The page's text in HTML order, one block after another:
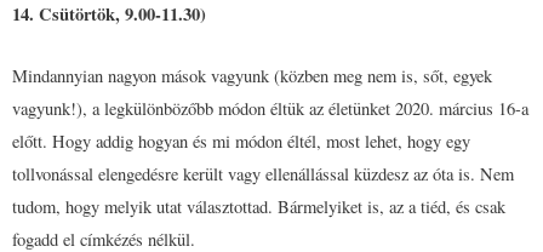
14. Csütörtök, 9.00-11.30)
Mindannyian nagyon mások vagyunk (közben meg nem is, sőt, egyek
vagyunk!), a legkülönbözőbb módon éltük az életünket 2020. március 16-a
előtt. Hogy addig hogyan és mi módon éltél, most lehet, hogy egy
tollvonással elengedésre került vagy ellenállással küzdesz az óta is. Nem
tudom, hogy melyik utat választottad. Bármelyiket is, az a tiéd, és csak
fogadd el címkézés nélkül.